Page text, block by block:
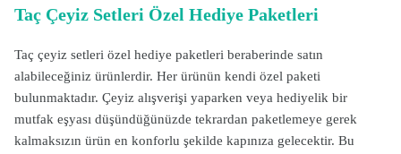
Taç Çeyiz Setleri Özel Hediye Paketleri
Taç çeyiz setleri özel hediye paketleri beraberinde satın
alabileceğiniz ürünlerdir. Her ürünün kendi özel paketi
bulunmaktadır. Çeyiz alışverişi yaparken veya hediyelik bir
mutfak eşyası düşündüğünüzde tekrardan paketlemeye gerek
kalmaksızın ürün en konforlu şekilde kapınıza gelecektir. Bu